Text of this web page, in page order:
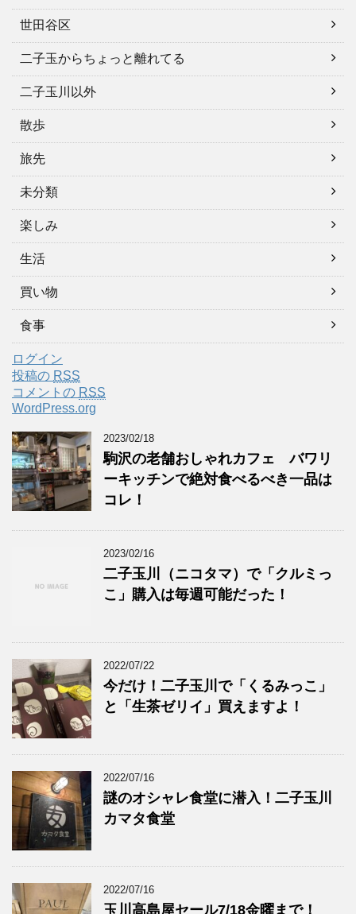
世田谷区
二子玉からちょっと離れてる
二子玉川以外
散歩
旅先
未分類
楽しみ
生活
買い物
食事
ログイン
投稿の RSS
コメントの RSS
WordPress.org
2023/02/18
駒沢の老舗おしゃれカフェ バワリ
ーキッチンで絶対食べるべき一品は
コレ！
2023/02/16
二子玉川（ニコタマ）で「クルミっ
こ」購入は毎週可能だった！
2022/07/22
今だけ！二子玉川で「くるみっこ」
と「生茶ゼリイ」買えますよ！
2022/07/16
謎のオシャレ食堂に潜入！二子玉川
カマタ食堂
2022/07/16
玉川高島屋セール7/18金曜まで！